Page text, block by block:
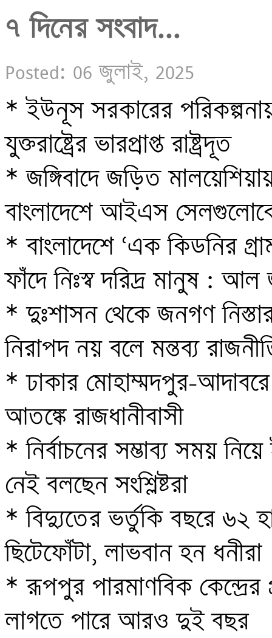
৭ দিনের সংবাদ...
Posted: 06 জুলাই, 2025
* ইউনূস সরকারের
যুক্তরাষ্ট্রের ভারপ্রাপ্ত রাষ্ট্রদূত
* জঙ্গিবাদে জড়িত
বাংলাদেশে আইএস
* বাংলাদেশে ‘এক কিডনির
ফাঁদে নিঃস্ব দরিদ্র মানুষ : আল
* দুঃশাসন থেকে জনগণ
নিরাপদ নয় বলে মন্তব্য
* ঢাকার মোহাম্মদপুর-
আতঙ্কে রাজধানীবাসী
* নির্বাচনের সম্ভাব্য সময়
নেই বলছেন সংশ্লিষ্টরা
* বিদ্যুতের ভর্তুকি বছরে ৬২
ছিটেফোঁটা, লাভবান হন ধনীরা
* রূপপুর পারমাণবিক
লাগতে পারে আরও দুই বছর